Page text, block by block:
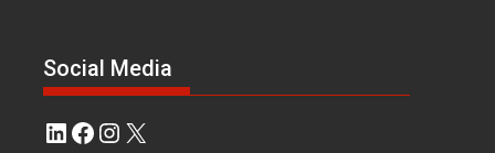
Social Media
LinkedIn
Facebook
Instagram
X